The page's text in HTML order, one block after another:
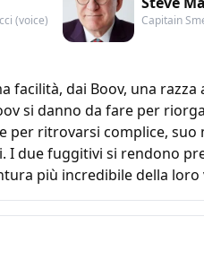
(voice) Capitain
facilità, dai Boov, una
si danno da fare per
per ritrovarsi complice,
due fuggitivi si rendono
più incredibile della loro